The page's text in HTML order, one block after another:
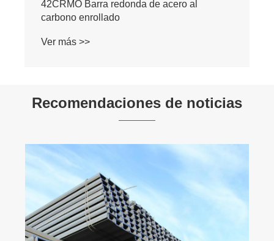
Barra redonda de acero sin aleación S45C
Recomendaciones de noticias
¿A qué puntos se debe prestar atención en
el procesamiento de estampado de láminas
de acero inoxidable?
Ver más >>